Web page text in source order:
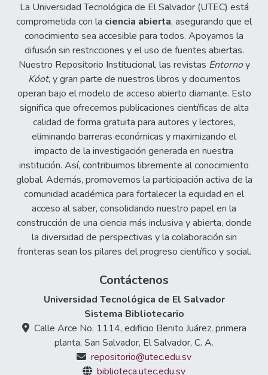
La Universidad Tecnológica de El Salvador (UTEC) está
comprometida con la ciencia abierta, asegurando que el
conocimiento sea accesible para todos. Apoyamos la
difusión sin restricciones y el uso de fuentes abiertas.
Nuestro Repositorio Institucional, las revistas Entornoy
Kóot, y gran parte de nuestros libros y documentos
operan bajo el modelo de acceso abierto diamante. Esto
significa que ofrecemos publicaciones científicas de alta
calidad de forma gratuita para autores y lectores,
eliminando barreras económicas y maximizando el
impacto de la investigación generada en nuestra
institución. Así, contribuimos libremente al conocimiento
global. Además, promovemos la participación activa de la
comunidad académica para fortalecer la equidad en el
acceso al saber, consolidando nuestro papel en la
construcción de una ciencia más inclusiva y abierta, donde
la diversidad de perspectivas y la colaboración sin
fronteras sean los pilares del progreso científico y social.
Contáctenos
Universidad Tecnológica de El Salvador
Sistema Bibliotecario
Calle Arce No. 1114, edificio Benito Juárez, primera
planta, San Salvador, El Salvador, C. A.
repositorio@utec.edu.sv
biblioteca.utec.edu.sv